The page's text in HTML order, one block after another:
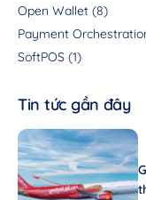
Open Wallet (8)
Payment
SoftPOS (1)
Tin tức gần đây